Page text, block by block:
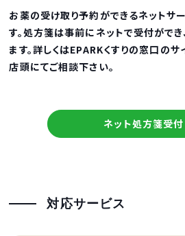
お薬の受け取り予約ができるネットサ
す。処方箋は事前にネットで受付がで
ます。詳しくはEPARKくすりの窓口のサ
店頭にてご相談下さい。
ネット処方箋
対応サービス